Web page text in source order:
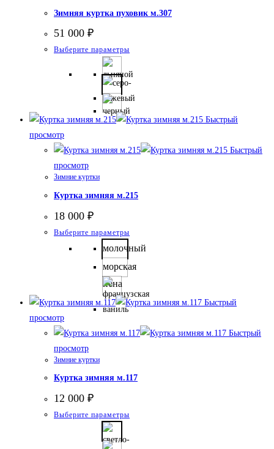
товара.
Зимняя куртка пуховик м.307
51 000 ₽
Выберите параметры
имеет
несколько
вариаций.
Опции
можно
выбрать
товара.
Быстрый
просмотр
Быстрый
просмотр
Зимние куртки
Куртка зимняя м.215
18 000 ₽
Выберите параметры
товар
вариаций.
Опции
выбрать
товара.
молочный
морская
пена
Быстрый
просмотр
Быстрый
просмотр
Зимние куртки
Куртка зимняя м.117
12 000 ₽
Выберите параметры